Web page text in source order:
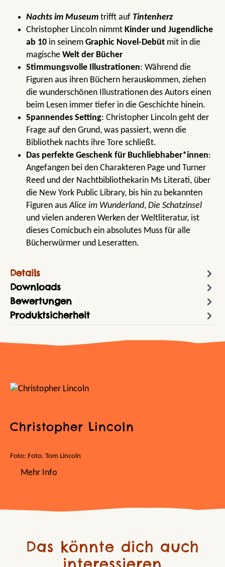
Nachts im Museum trifft auf Tintenherz
Christopher Lincoln nimmt Kinder und Jugendliche
ab 10 in seinem Graphic Novel-Debüt mit in die
magische Welt der Bücher
Stimmungsvolle Illustrationen: Während die
Figuren aus ihren Büchern herauskommen, ziehen
die wunderschönen Illustrationen des Autors einen
beim Lesen immer tiefer in die Geschichte hinein.
Spannendes Setting: Christopher Lincoln geht der
Frage auf den Grund, was passiert, wenn die
Bibliothek nachts ihre Tore schließt.
Das perfekte Geschenk für Buchliebhaber*innen:
Angefangen bei den Charakteren Page und Turner
Reed und der Nachtbibliothekarin Ms Literati, über
die New York Public Library, bis hin zu bekannten
Figuren ausAlice im Wunderland, Die Schatzinsel
und vielen anderen Werken der Weltliteratur, ist
dieses Comicbuch ein absolutes Muss für alle
Bücherwürmer und Leseratten.
Details
Downloads
Bewertungen
Produktsicherheit
Christopher Lincoln
Foto: Foto. Tom Lincoln
Mehr Info
Das könnte dich auch